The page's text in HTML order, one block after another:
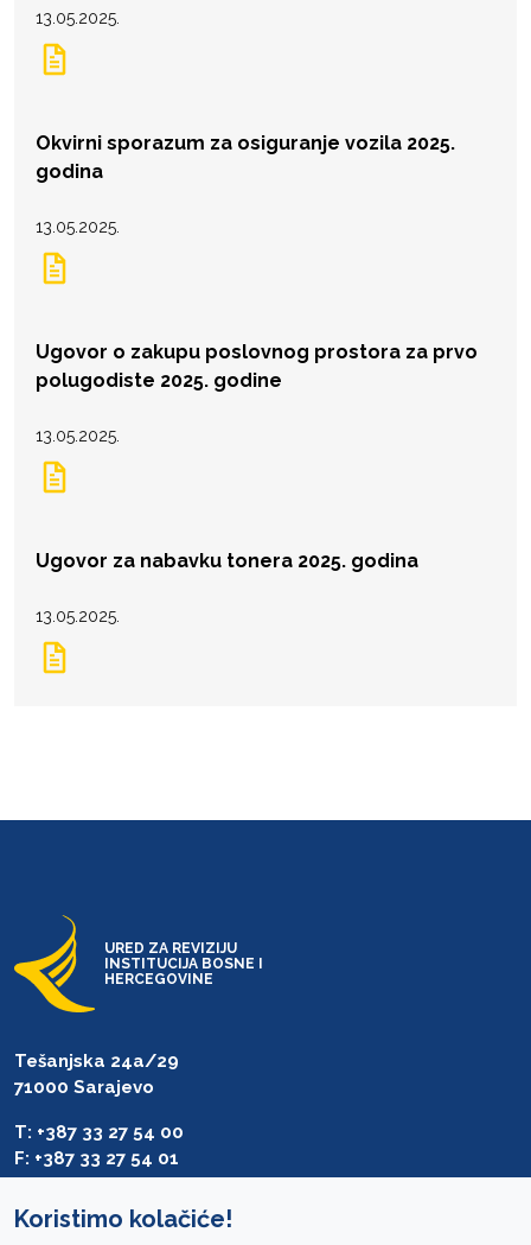
13.05.2025.
Okvirni sporazum za osiguranje vozila 2025.
godina
13.05.2025.
Ugovor o zakupu poslovnog prostora za prvo
polugodiste 2025. godine
13.05.2025.
Ugovor za nabavku tonera 2025. godina
13.05.2025.
URED ZA REVIZIJU
INSTITUCIJA BOSNE I
HERCEGOVINE
Tešanjska 24a/29
71000 Sarajevo
T: +387 33 27 54 00
F: +387 33 27 54 01
Koristimo kolačiće!